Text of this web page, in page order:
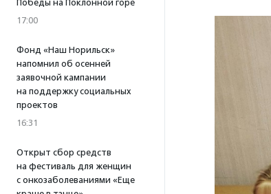
Победы на Поклонной горе
17:00
Фонд «Наш Норильск»
напомнил об осенней
заявочной кампании
на поддержку социальных
проектов
16:31
Открыт сбор средств
на фестиваль для женщин
с онкозаболеваниями «Еще